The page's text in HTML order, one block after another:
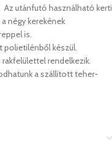
utánfutó használható kerti
négy kerekének
is.
polietilénből készül.
rendelkezik.
a szállított teher-